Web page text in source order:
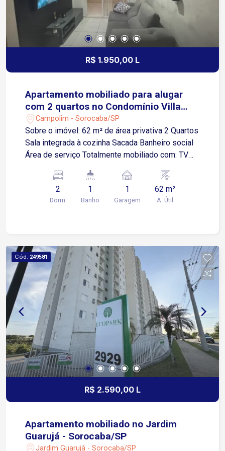
proximidades
R$ 1.950,00 L
Apartamento mobiliado para alugar
com 2 quartos no Condomínio Villa
Sunset
Campolim - Sorocaba/SP
Sobre o imóvel: 62 m² de área privativa 2 Quartos
Sala integrada à cozinha Sacada Banheiro social
Área de serviço Totalmente mobiliado com: TV
Geladeira Máquina de lavar roupas Guarda-roupas
e cama de casal nos dois quartos Armários
planejados na cozinha, banheiro e em um dos
roupa Garagem: 1 vaga, localizada próxima à
entrada do condomínio Condomínio oferece:
Portaria 24 horas Piscina Salão de festas
Churrasqueira Jardim Circuito interno de TV Cerca
elétrica Ideal para quem procura um apartamento
moderno, com padrão de acabamento, tecnologia,
segurança e uma infraestrutura completa para
morar com conforto. Agende sua visita e venha
conhecer este imóvel!
2
Dorm.
1
Banho
1
Garagem
62 m²
A. Útil
Cód. 249581
R$ 2.590,00 L
Apartamento mobiliado no Jardim
Guarujá - Sorocaba/SP
Jardim Guarujá - Sorocaba/SP